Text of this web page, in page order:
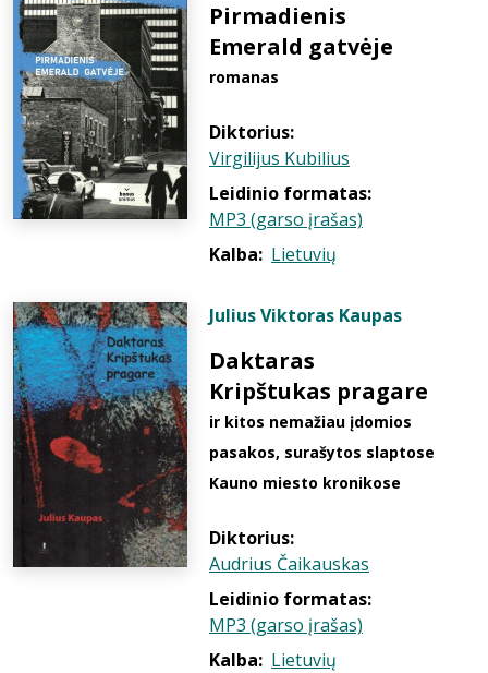
Pirmadienis
Emerald gatvėje
romanas
Diktorius:
Virgilijus Kubilius
Leidinio formatas:
MP3 (garso įrašas)
Kalba: Lietuvių
Julius Viktoras Kaupas
Daktaras
Kripštukas pragare
ir kitos nemažiau įdomios
pasakos, surašytos slaptose
Kauno miesto kronikose
Diktorius:
Audrius Čaikauskas
Leidinio formatas:
MP3 (garso įrašas)
Kalba: Lietuvių